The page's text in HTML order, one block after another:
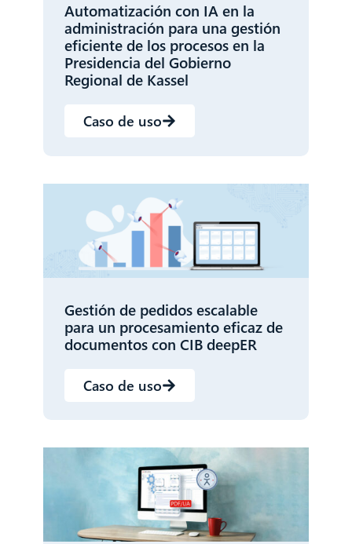
Automatización con IA en la
administración para una gestión
eficiente de los procesos en la
Presidencia del Gobierno
Regional de Kassel
Caso de uso
Gestión de pedidos escalable
para un procesamiento eficaz de
documentos con CIB deepER
Caso de uso
CIB AI ChatBot